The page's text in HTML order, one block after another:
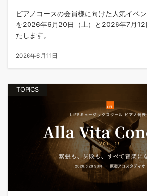
ピアノコースの会員様に向けた人気イベン
を2026年6月20日（土）と2026年7月12
たします。
2026年6月11日
TOPICS